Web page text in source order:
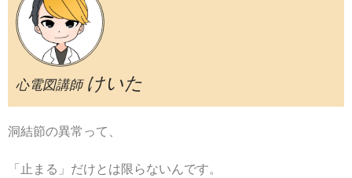
心電図講師 けいた
洞結節の異常って、
「止まる」だけとは限らないんです。